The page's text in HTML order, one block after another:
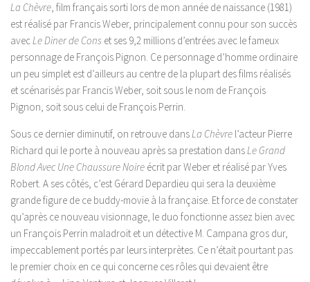
La Chèvre, film français sorti lors de mon année de naissance (1981)
est réalisé par Francis Weber, principalement connu pour son succès
avecLe Diner de Cons et ses 9,2 millions d’entrées avec le fameux
personnage de François Pignon. Ce personnage d’homme ordinaire
un peu simplet est d’ailleurs au centre de la plupart des films réalisés
et scénarisés par Francis Weber, soit sous le nom de François
Pignon, soit sous celui de François Perrin.
Sous ce dernier diminutif, on retrouve dansLa Chèvre l’acteur Pierre
Richard qui le porte à nouveau après sa prestation dansLe Grand
Blond Avec Une Chaussure Noire écrit par Weber et réalisé par Yves
Robert. A ses côtés, c’est Gérard Depardieu qui sera la deuxième
grande figure de ce buddy-movie à la française. Et force de constater
qu’après ce nouveau visionnage, le duo fonctionne assez bien avec
un François Perrin maladroit et un détective M. Campana gros dur,
impeccablement portés par leurs interprètes. Ce n’était pourtant pas
le premier choix en ce qui concerne ces rôles qui devaient être